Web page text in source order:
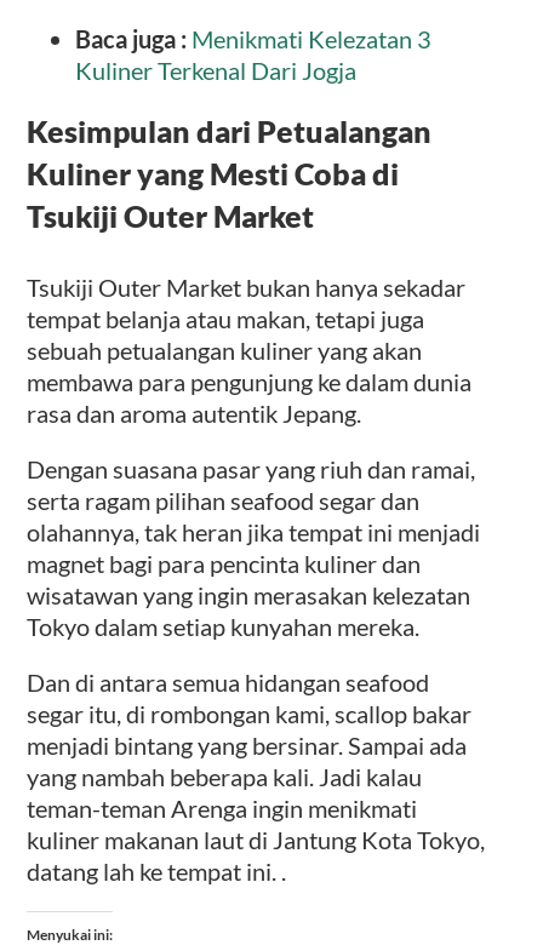
Baca juga : Menikmati Kelezatan 3
Kuliner Terkenal Dari Jogja
Kesimpulan dari Petualangan
Kuliner yang Mesti Coba di
Tsukiji Outer Market
Tsukiji Outer Market bukan hanya sekadar
tempat belanja atau makan, tetapi juga
sebuah petualangan kuliner yang akan
membawa para pengunjung ke dalam dunia
rasa dan aroma autentik Jepang.
Dengan suasana pasar yang riuh dan ramai,
serta ragam pilihan seafood segar dan
olahannya, tak heran jika tempat ini menjadi
magnet bagi para pencinta kuliner dan
wisatawan yang ingin merasakan kelezatan
Tokyo dalam setiap kunyahan mereka.
Dan di antara semua hidangan seafood
segar itu, di rombongan kami, scallop bakar
menjadi bintang yang bersinar. Sampai ada
yang nambah beberapa kali. Jadi kalau
teman-teman Arenga ingin menikmati
kuliner makanan laut di Jantung Kota Tokyo,
datang lah ke tempat ini. .
Menyukai ini: